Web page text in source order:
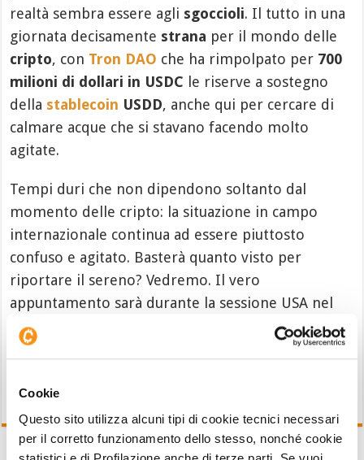
Cookie
Questo sito utilizza alcuni tipi di cookie tecnici necessari
per il corretto funzionamento dello stesso, nonché cookie
realtà sembra essere agli sgoccioli. Il tutto in una
giornata decisamente strana per il mondo delle
cripto, con Tron DAO che ha rimpolpato per 700
milioni di dollari in USDC le riserve a sostegno
della stablecoin USDD, anche qui per cercare di
calmare acque che si stavano facendo molto
agitate.
Tempi duri che non dipendono soltanto dal
momento delle cripto: la situazione in campo
internazionale continua ad essere piuttosto
confuso e agitato. Basterà quanto visto per
riportare il sereno? Vedremo. Il vero
appuntamento sarà durante la sessione USA nel
pomeriggio.